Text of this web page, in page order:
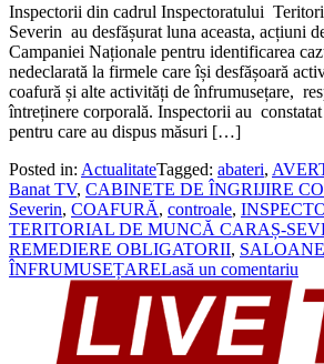
Inspectorii din cadrul Inspectoratului
Severin au desfășurat luna aceasta, acțiuni
Campaniei Naționale pentru identificarea
nedeclarată la firmele care își desfășoară
coafură și alte activități de înfrumusețare,
întreținere corporală. Inspectorii au constatat
pentru care au dispus măsuri […]
Posted in: ActualitateTagged: abateri,
Banat TV, CABINETE DE ÎNGRIJIRE
Severin, COAFURĂ, controale,
TERITORIAL DE MUNCĂ CARAȘ-
REMEDIERE OBLIGATORII,
ÎNFRUMUSEȚARELasă un comentariu